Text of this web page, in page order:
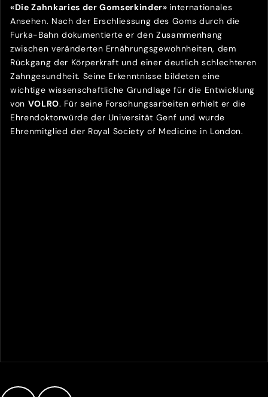
«Die Zahnkaries der Gomserkinder» internationales
Ansehen. Nach der Erschliessung des Goms durch die
Furka-Bahn dokumentierte er den Zusammenhang
zwischen veränderten Ernährungsgewohnheiten, dem
Rückgang der Körperkraft und einer deutlich schlechteren
Zahngesundheit. Seine Erkenntnisse bildeten eine
wichtige wissenschaftliche Grundlage für die Entwicklung
von VOLRO. Für seine Forschungsarbeiten erhielt er die
Ehrendoktorwürde der Universität Genf und wurde
Ehrenmitglied der Royal Society of Medicine in London.